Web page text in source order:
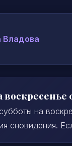
Владова
воскресенье
на
сновидения.